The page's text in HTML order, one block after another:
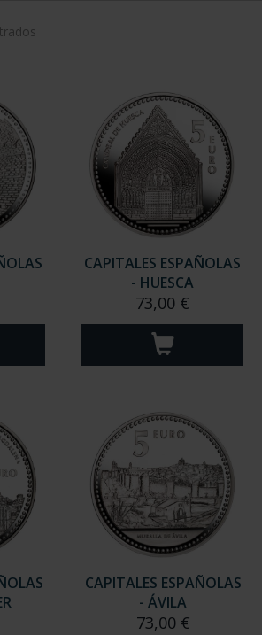
CAPITALES ESPAÑOLAS
- HUESCA
73,00 €
CAPITALES ESPAÑOLAS
- ÁVILA
73,00 €